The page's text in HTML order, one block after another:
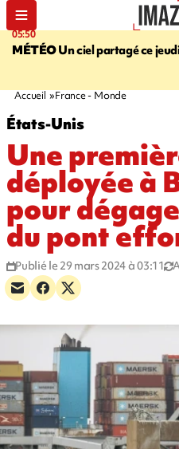
05:50
MÉTÉOUn ciel partagé ce
Accueil France - Monde
États-Unis
Une
déployée à
pour
du pont
Publié le 29 mars 2024 à 03:11